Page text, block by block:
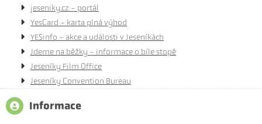
jeseniky.cz - portál
YesCard - karta plná výhod
YESinfo - akce a události v Jeseníkách
Jdeme na běžky - informace o bíle stopě
Jeseníky Film Office
Jeseníky Convention Bureau
Informace